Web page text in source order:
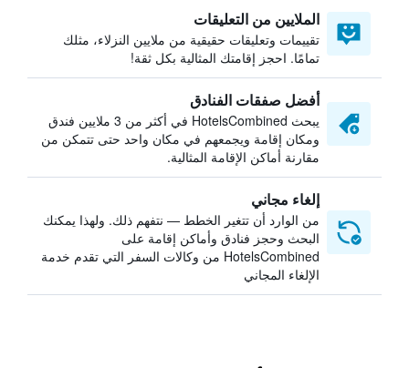
الملايين من التعليقات
تقييمات وتعليقات حقيقية من ملايين النزلاء، مثلك
تمامًا. احجز إقامتك المثالية بكل ثقة!
أفضل صفقات الفنادق
يبحث HotelsCombined في أكثر من 3 ملايين فندق
ومكان إقامة ويجمعهم في مكان واحد حتى تتمكن من
مقارنة أماكن الإقامة المثالية.
إلغاء مجاني
من الوارد أن تتغير الخطط — نتفهم ذلك. ولهذا يمكنك
البحث وحجز فنادق وأماكن إقامة على
HotelsCombined من وكالات السفر التي تقدم خدمة
الإلغاء المجاني